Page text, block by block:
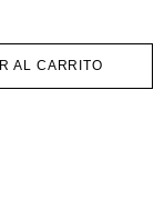
AL CARRITO